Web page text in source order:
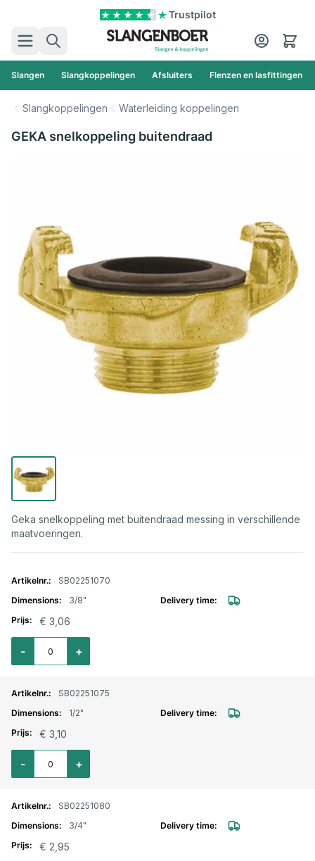
Trustpilot
Zoek
Cart
Slangen Slangkoppelingen Afsluiters Flenzen en lasfittingen
Slangkoppelingen Waterleiding koppelingen
GEKA snelkoppeling buitendraad
Geka snelkoppeling met buitendraad messing in verschillende
maatvoeringen.
SB02251070
3/8"
€ 3,06
Aantal voor Geka snelkoppeling buitendraad 3/8"
+
-
SB02251075
1/2"
€ 3,10
Aantal voor Geka snelkoppeling buitendraad 1/2"
+
-
SB02251080
3/4"
€ 2,95